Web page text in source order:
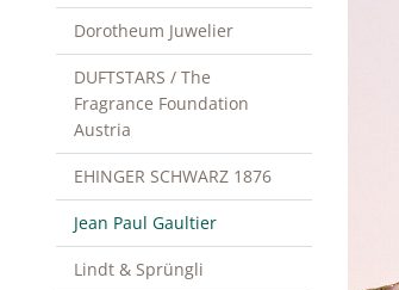
Dorotheum Juwelier
DUFTSTARS / The
Fragrance Foundation
Austria
EHINGER SCHWARZ 1876
Jean Paul Gaultier
Lindt & Sprüngli